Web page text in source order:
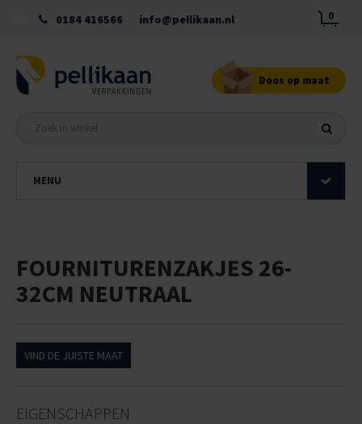
0184 416566 info@pellikaan.nl 0
Doos op maat
MENU
FOURNITURENZAKJES 26-
32CM NEUTRAAL
VIND DE JUISTE MAAT
EIGENSCHAPPEN